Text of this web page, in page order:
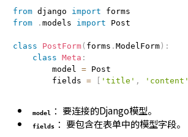
from django import
from
. models import Post
class PostForm( forms . ModelForm) :
class Meta :
        model
= Post
        fields
= [ 'title' , 'content'
model ：要连接的Django模型。
fields ：要包含在表单中的模型字段。